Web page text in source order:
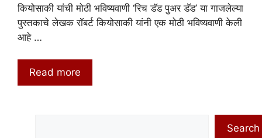
कियोसाकी यांची मोठी भविष्यवाणी ‘रिच डॅड पुअर डॅड’ या गाजलेल्या
पुस्तकाचे लेखक रॉबर्ट कियोसाकी यांनी एक मोठी भविष्यवाणी केली
आहे …
Read more
Search